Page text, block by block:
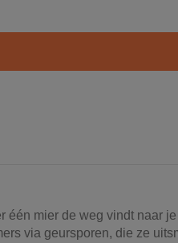
één mier de weg vindt naar
via geursporen, die ze